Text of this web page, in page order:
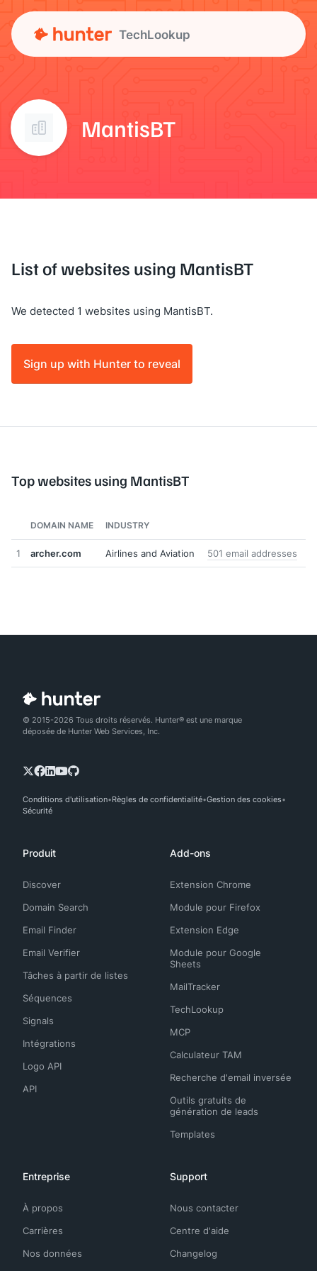
TechLookup
MantisBT
List of websites using MantisBT
We detected 1 websites using MantisBT.
Sign up with Hunter to reveal
Top websites using MantisBT
DOMAIN NAME INDUSTRY
1 archer.com Airlines and Aviation 501 email addresses
© 2015-2026 Tous droits réservés. Hunter® est une marque
déposée de Hunter Web Services, Inc.
Conditions d'utilisation Règles de confidentialité Gestion des cookies
Sécurité
Produit
Discover
Domain Search
Email Finder
Email Verifier
Tâches à partir de listes
Séquences
Signals
Intégrations
Logo API
API
Add-ons
Extension Chrome
Module pour Firefox
Extension Edge
Module pour Google
Sheets
MailTracker
TechLookup
MCP
Calculateur TAM
Recherche d'email inversée
Outils gratuits de
génération de leads
Templates
Entreprise
À propos
Carrières
Nos données
Support
Nous contacter
Centre d'aide
Changelog